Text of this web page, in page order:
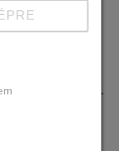
óráig